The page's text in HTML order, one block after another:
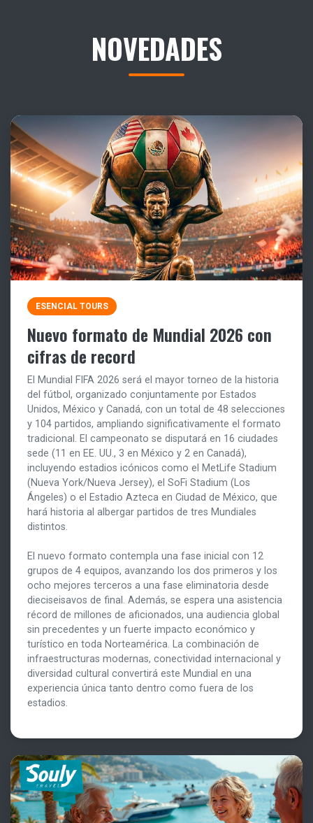
NOVEDADES
ESENCIAL TOURS
Nuevo formato de Mundial 2026 con
cifras de record
El Mundial FIFA 2026 será el mayor torneo de la historia
del fútbol, organizado conjuntamente por Estados
Unidos, México y Canadá, con un total de 48 selecciones
y 104 partidos, ampliando significativamente el formato
tradicional. El campeonato se disputará en 16 ciudades
sede (11 en EE. UU., 3 en México y 2 en Canadá),
incluyendo estadios icónicos como el MetLife Stadium
(Nueva York/Nueva Jersey), el SoFi Stadium (Los
Ángeles) o el Estadio Azteca en Ciudad de México, que
hará historia al albergar partidos de tres Mundiales
distintos.
El nuevo formato contempla una fase inicial con 12
grupos de 4 equipos, avanzando los dos primeros y los
ocho mejores terceros a una fase eliminatoria desde
dieciseisavos de final. Además, se espera una asistencia
récord de millones de aficionados, una audiencia global
sin precedentes y un fuerte impacto económico y
turístico en toda Norteamérica. La combinación de
infraestructuras modernas, conectividad internacional y
diversidad cultural convertirá este Mundial en una
experiencia única tanto dentro como fuera de los
estadios.